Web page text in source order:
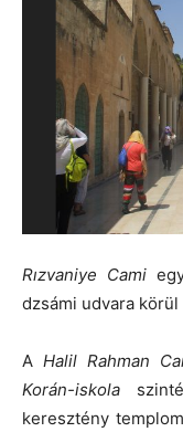
Rızvaniye Camiegy
dzsámi udvara
AHalil Rahman
Korán-iskola
keresztény